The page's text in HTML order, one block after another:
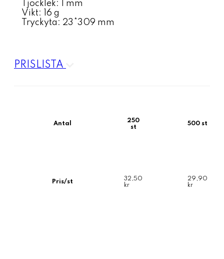
Tjocklek: 1 mm
Vikt: 16 g
Tryckyta: 23*309 mm
PRISLISTA
Antal
250
st
500 st
Pris/st
32,50
kr
29,90
kr